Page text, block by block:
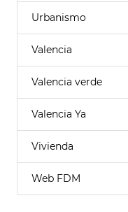
Urbanismo
Valencia
Valencia verde
Valencia Ya
Vivienda
Web FDM